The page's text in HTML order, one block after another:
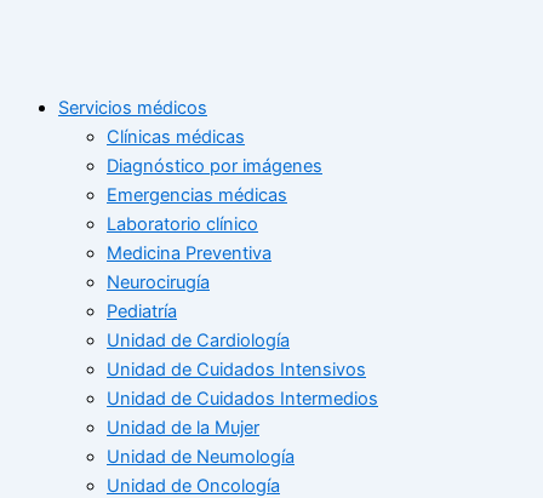
Servicios médicos
Clínicas médicas
Diagnóstico por imágenes
Emergencias médicas
Laboratorio clínico
Medicina Preventiva
Neurocirugía
Pediatría
Unidad de Cardiología
Unidad de Cuidados Intensivos
Unidad de Cuidados Intermedios
Unidad de la Mujer
Unidad de Neumología
Unidad de Oncología